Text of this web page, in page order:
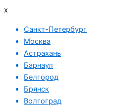
x
Санкт-Петербург
Москва
Астрахань
Барнаул
Белгород
Брянск
Волгоград